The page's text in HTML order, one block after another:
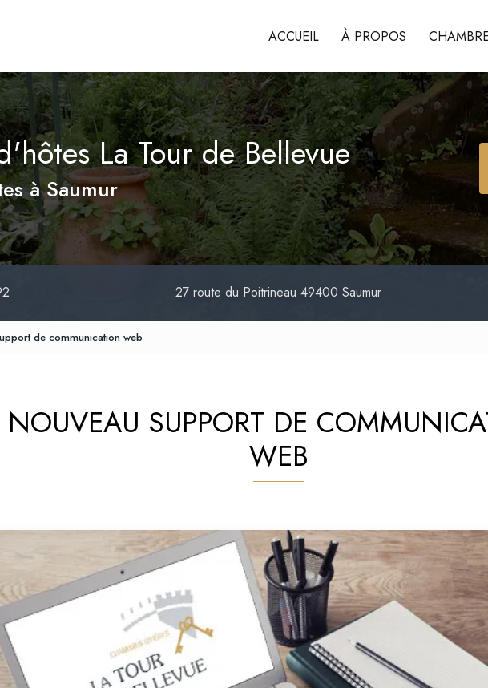
ACCUEIL
À PROPOS
La Tour de Bellevue
à Saumur
27 route du Poitrineau49400 Saumur
de communication web
NOUVEAU SUPPORT DE
WEB